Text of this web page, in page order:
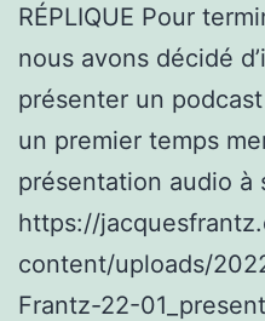
RÉPLIQUE Pour
nous avons décidé
présenter un
un premier temps
présentation audio à
https://
content/uploads/
Frantz-22-